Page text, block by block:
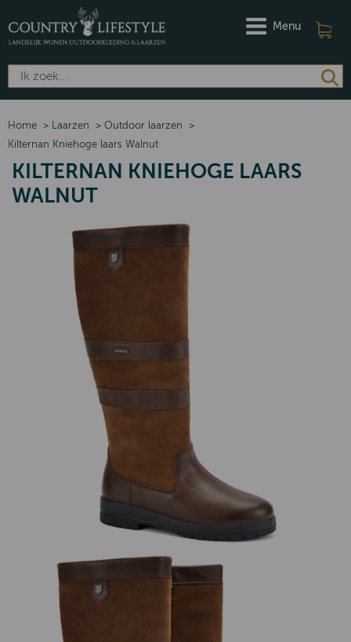
Menu
Home > Laarzen > Outdoor laarzen
>
Kilternan Kniehoge laars Walnut
KILTERNAN KNIEHOGE LAARS
WALNUT